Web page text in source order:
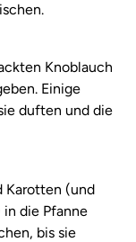
Knoblauch
Einige
duften und die
Karotten (und
die Pfanne
bis sie